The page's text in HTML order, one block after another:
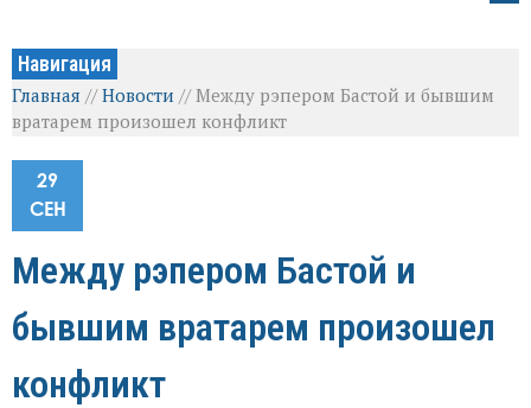
Навигация
Главная //Новости // Между рэпером Бастой и бывшим
вратарем произошел конфликт
29
СЕН
Между рэпером Бастой и
бывшим вратарем произошел
конфликт